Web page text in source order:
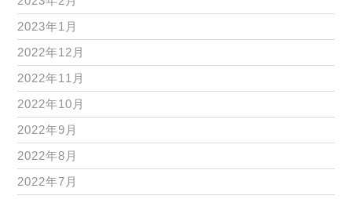
2023年1月
2022年12月
2022年11月
2022年10月
2022年9月
2022年8月
2022年7月